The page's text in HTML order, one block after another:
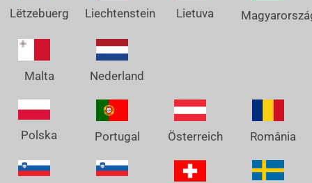
Lëtzebuerg Liechtenstein Lietuva
Malta Nederland
Polska Portugal Österreich România